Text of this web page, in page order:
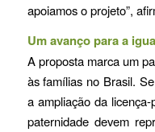
apoiamos o projeto”,
Um avanço para a
A proposta marca um
às famílias no Brasil.
a ampliação da
paternidade devem